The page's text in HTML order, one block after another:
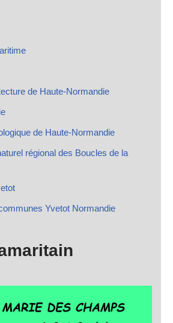
de Haute-Normandie
de Haute-Normandie
régional des Boucles de la
Yvetot Normandie